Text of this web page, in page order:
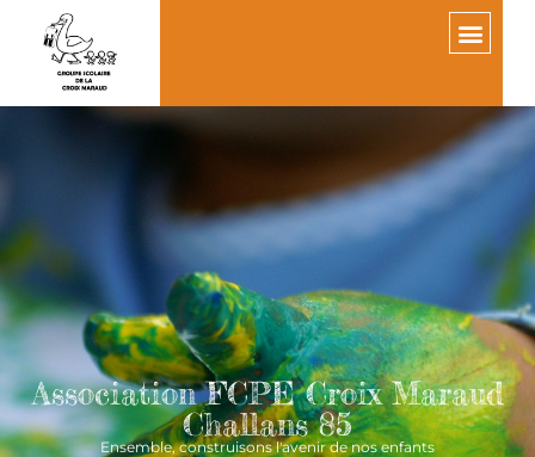
Association FCPE Croix Maraud
Challans 85
Ensemble, construisons l'avenir de nos enfants